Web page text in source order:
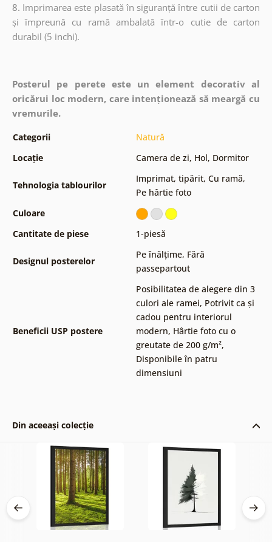
8. Imprimarea este plasată în siguranță între cutii de carton
și împreună cu ramă ambalată într-o cutie de carton
durabil (5 inchi).
Posterul pe perete este un element decorativ al
oricărui loc modern, care intenționează să meargă cu
vremurile.
Categorii
Natură
Locație
Camera de zi, Hol, Dormitor
Tehnologia tablourilor
Imprimat, tipărit, Cu ramă,
Pe hârtie foto
Culoare
Cantitate de piese
1-piesă
Designul posterelor
Pe înălțime, Fără
passepartout
Beneficii USP postere
Posibilitatea de alegere din 3
culori ale ramei, Potrivit ca și
cadou pentru interiorul
modern, Hârtie foto cu o
greutate de 200 g/m²,
Disponibile în patru
dimensiuni
Din aceeași colecție